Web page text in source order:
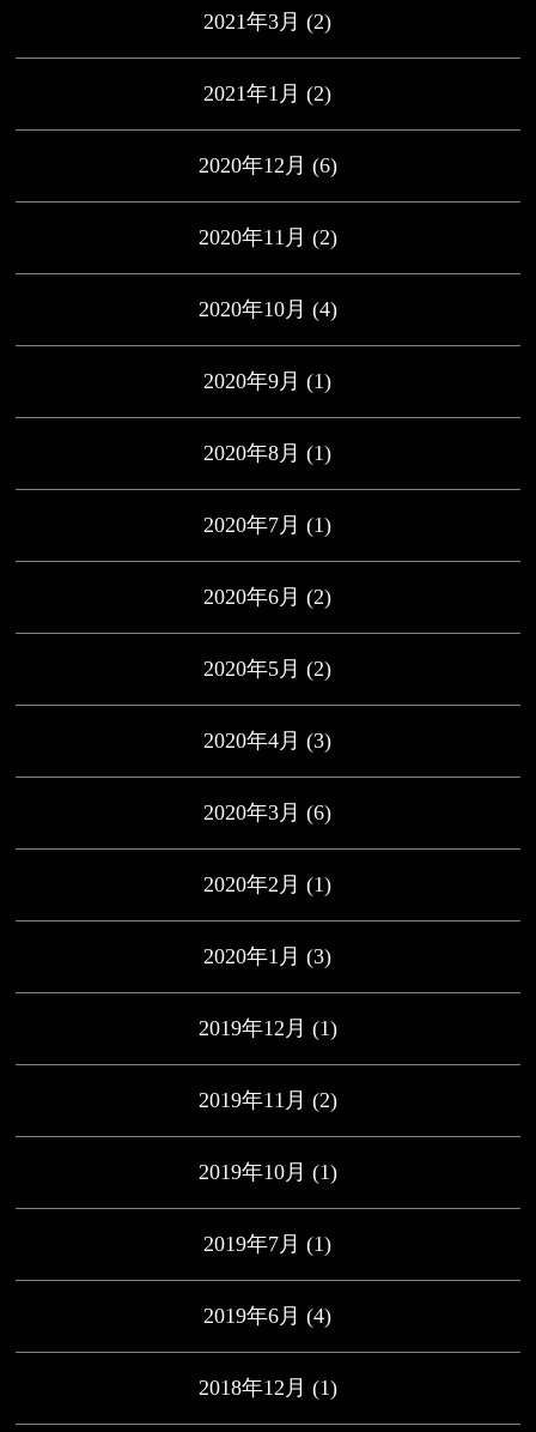
2021年3月 (2)
2021年1月 (2)
2020年12月 (6)
2020年11月 (2)
2020年10月 (4)
2020年9月 (1)
2020年8月 (1)
2020年7月 (1)
2020年6月 (2)
2020年5月 (2)
2020年4月 (3)
2020年3月 (6)
2020年2月 (1)
2020年1月 (3)
2019年12月 (1)
2019年11月 (2)
2019年10月 (1)
2019年7月 (1)
2019年6月 (4)
2018年12月 (1)